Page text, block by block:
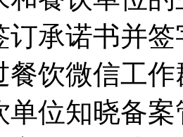
订承诺书并
餐饮微信工
单位知晓备